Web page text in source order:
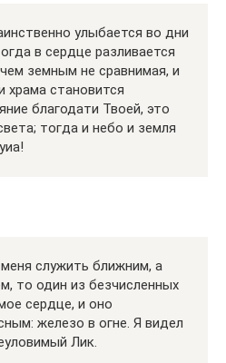
улыбается во дни
в сердце разливается
земным не сравнимая, и
храма становится
благодати Твоей, это
тогда и небо и земля
служить ближним, а
то один из безчисленных
сердце, и оно
железо в огне. Я видел
Лик.